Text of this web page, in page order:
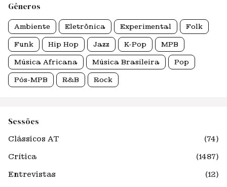
Gêneros
Ambiente Eletrônica Experimental Folk
Funk Hip Hop Jazz K-Pop MPB
Música Africana Música Brasileira Pop
Pós-MPB R&B Rock
Sessões
Clássicos AT
(74)
Crítica
(1487)
Entrevistas
(12)